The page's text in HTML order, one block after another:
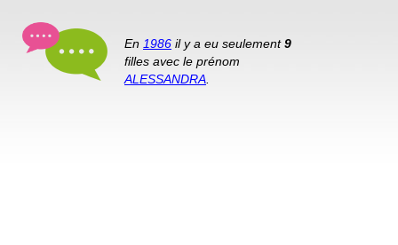
En 1986 il y a eu seulement9
filles avec le prénom
ALESSANDRA